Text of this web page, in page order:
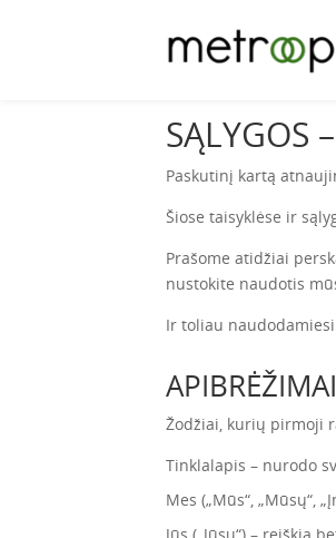
SĄLYGOS
Paskutinį kartą
Šiose taisyklėse ir
Prašome atidžiai
nustokite naudotis
Ir toliau
APIBRĖŽIMAI
Žodžiai, kurių pirmoji
Tinklalapis – nurodo
Mes („Mūs“, „Mūsų“,